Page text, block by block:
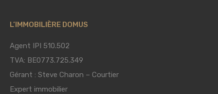
L’IMMOBILIÈRE DOMUS
Agent IPI 510.502
TVA: BE0773.725.349
Gérant : Steve Charon – Courtier
Expert immobilier